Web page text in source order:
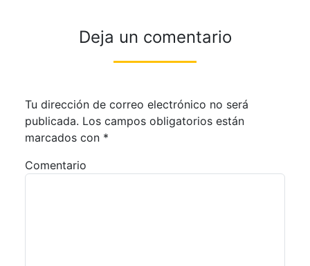
Deja un comentario
Tu dirección de correo electrónico no será
publicada. Los campos obligatorios están
marcados con *
Comentario